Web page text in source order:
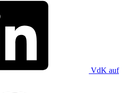
VdK auf